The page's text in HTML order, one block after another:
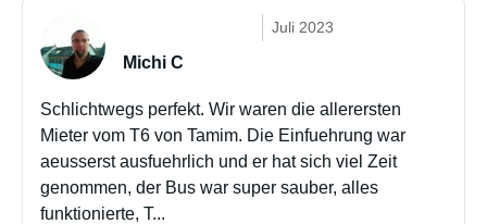
Juli 2023
Michi C
Schlichtwegs perfekt. Wir waren die allerersten
Mieter vom T6 von Tamim. Die Einfuehrung war
aeusserst ausfuehrlich und er hat sich viel Zeit
genommen, der Bus war super sauber, alles
funktionierte, T...